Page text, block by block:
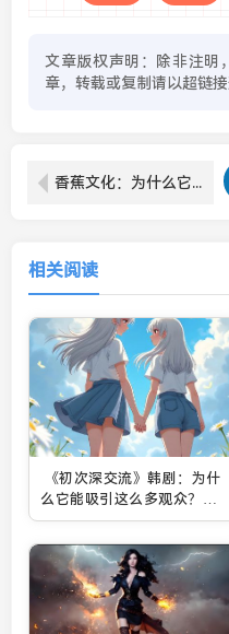
文章版权声明：除非注明
章，转载或复制请以超链接
香蕉文化：为什么它是漫画、动漫和小说迷的首选平台？资源丰富更新快，满足多元需求
相关阅读
《初次深交流》韩剧：为什
么它能吸引这么多观众？爱
情与职场中的真实与挑战解
析